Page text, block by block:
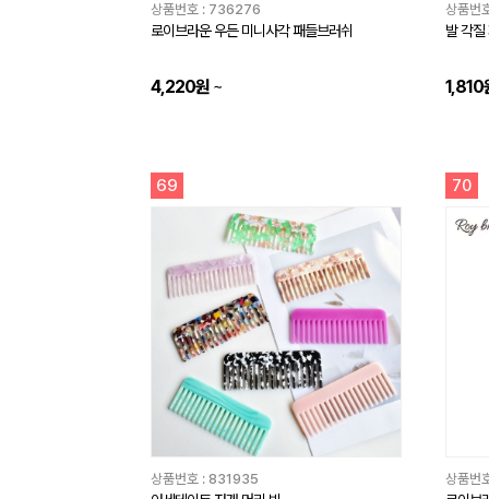
상품번호 : 736276
로이브라운 우든 미니사각 패들브러쉬
4,220원 ~
상품번
발 각질
1,810
69
상품번호 : 831935
70
상품번